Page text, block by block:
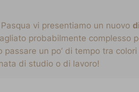
vi presentiamo un nuovo
probabilmente complesso
un po’ di tempo tra
di studio o di lavoro!